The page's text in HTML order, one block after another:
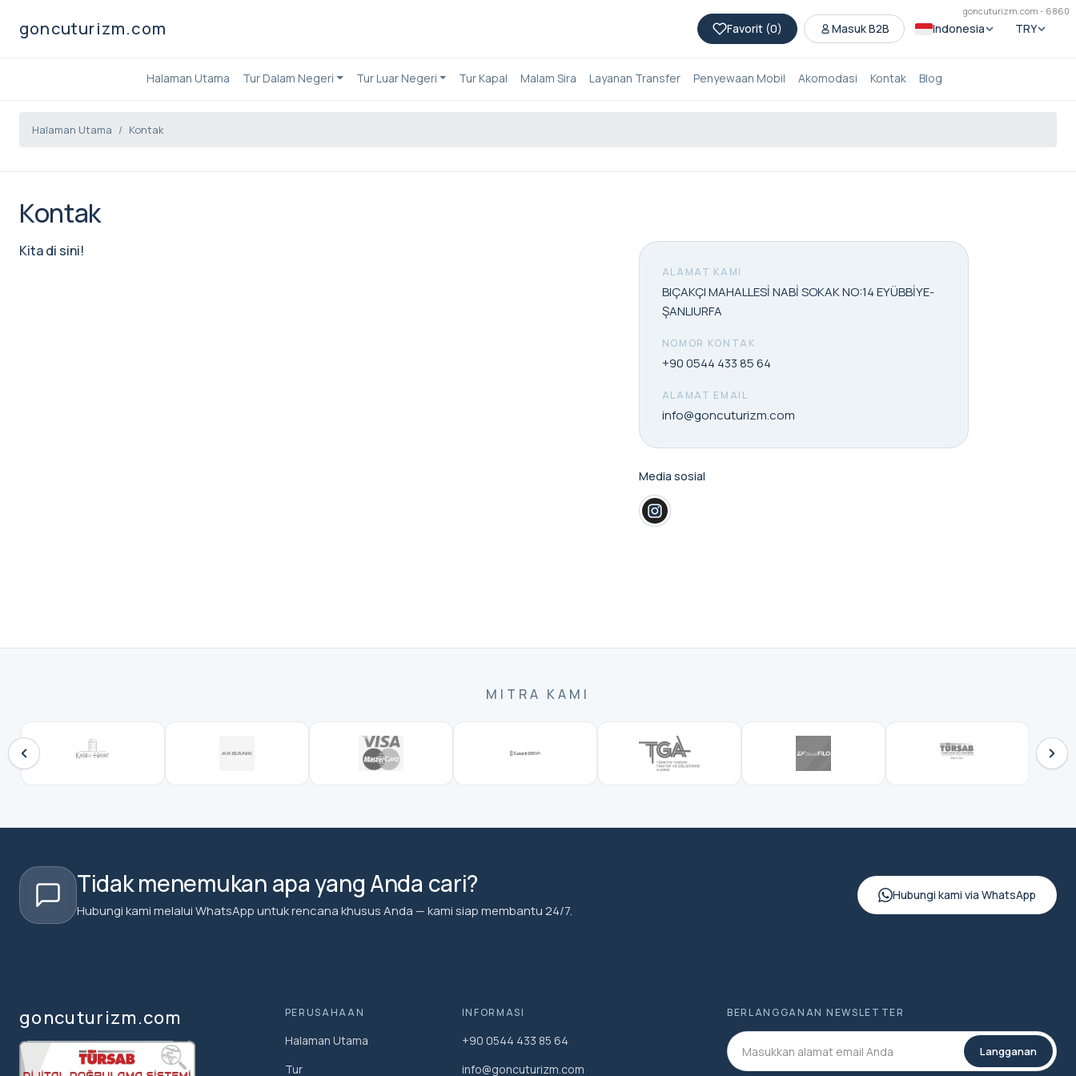
goncuturizm.com - 6860
goncuturizm.com Favorit (0) Masuk B2B Indonesia TRY
Halaman Utama Tur Dalam Negeri Tur Luar Negeri Tur Kapal Malam Sira Layanan Transfer Penyewaan Mobil Akomodasi Kontak Blog
Halaman Utama Kontak
Kontak
Kita di sini!
ALAMAT KAMI
BIÇAKÇI MAHALLESİ NABİ SOKAK NO:14 EYÜBBİYE-
ŞANLIURFA
NOMOR KONTAK
+90 0544 433 85 64
ALAMAT EMAIL
info@goncuturizm.com
Media sosial
MITRA KAMI
Tidak menemukan apa yang Anda cari?
Hubungi kami melalui WhatsApp untuk rencana khusus Anda — kami siap membantu 24/7.
Hubungi kami via WhatsApp
goncuturizm.com PERUSAHAAN
Halaman Utama
Tur
INFORMASI
+90 0544 433 85 64
info@goncuturizm.com
BERLANGGANAN NEWSLETTER
Langganan